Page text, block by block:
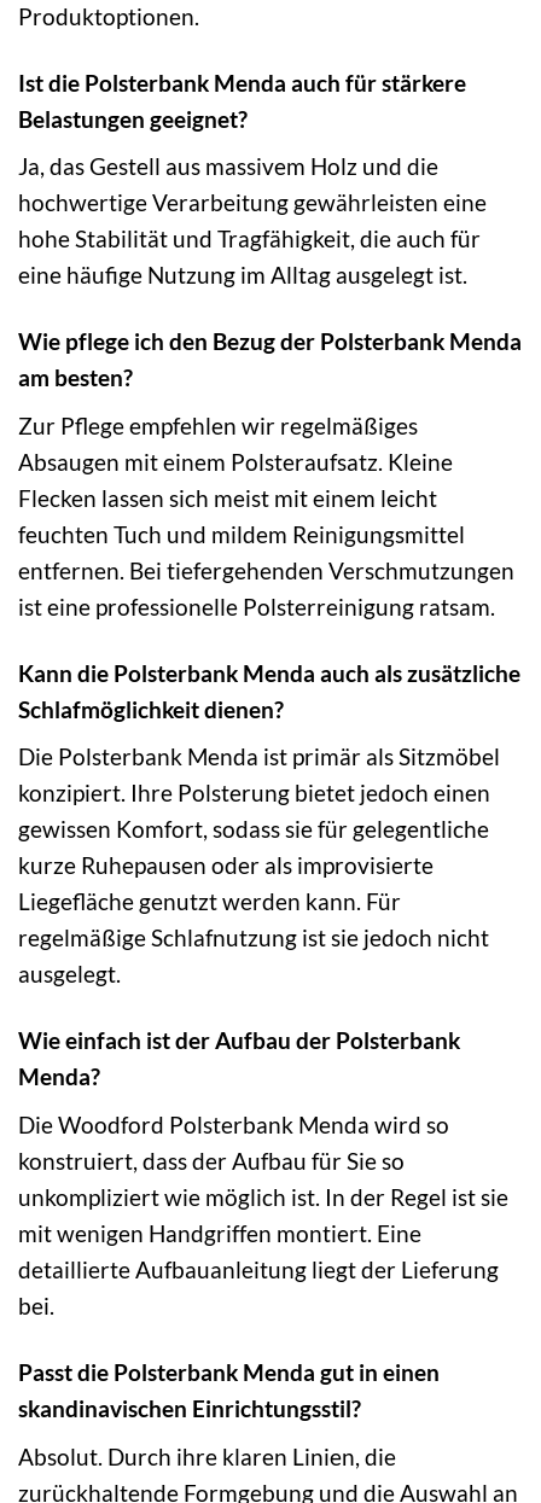
Produktoptionen.
Ist die Polsterbank Menda auch für stärkere
Belastungen geeignet?
Ja, das Gestell aus massivem Holz und die
hochwertige Verarbeitung gewährleisten eine
hohe Stabilität und Tragfähigkeit, die auch für
eine häufige Nutzung im Alltag ausgelegt ist.
Wie pflege ich den Bezug der Polsterbank Menda
am besten?
Zur Pflege empfehlen wir regelmäßiges
Absaugen mit einem Polsteraufsatz. Kleine
Flecken lassen sich meist mit einem leicht
feuchten Tuch und mildem Reinigungsmittel
entfernen. Bei tiefergehenden Verschmutzungen
ist eine professionelle Polsterreinigung ratsam.
Kann die Polsterbank Menda auch als zusätzliche
Schlafmöglichkeit dienen?
Die Polsterbank Menda ist primär als Sitzmöbel
konzipiert. Ihre Polsterung bietet jedoch einen
gewissen Komfort, sodass sie für gelegentliche
kurze Ruhepausen oder als improvisierte
Liegefläche genutzt werden kann. Für
regelmäßige Schlafnutzung ist sie jedoch nicht
ausgelegt.
Wie einfach ist der Aufbau der Polsterbank
Menda?
Die Woodford Polsterbank Menda wird so
konstruiert, dass der Aufbau für Sie so
unkompliziert wie möglich ist. In der Regel ist sie
mit wenigen Handgriffen montiert. Eine
detaillierte Aufbauanleitung liegt der Lieferung
bei.
Passt die Polsterbank Menda gut in einen
skandinavischen Einrichtungsstil?
Absolut. Durch ihre klaren Linien, die
zurückhaltende Formgebung und die Auswahl an